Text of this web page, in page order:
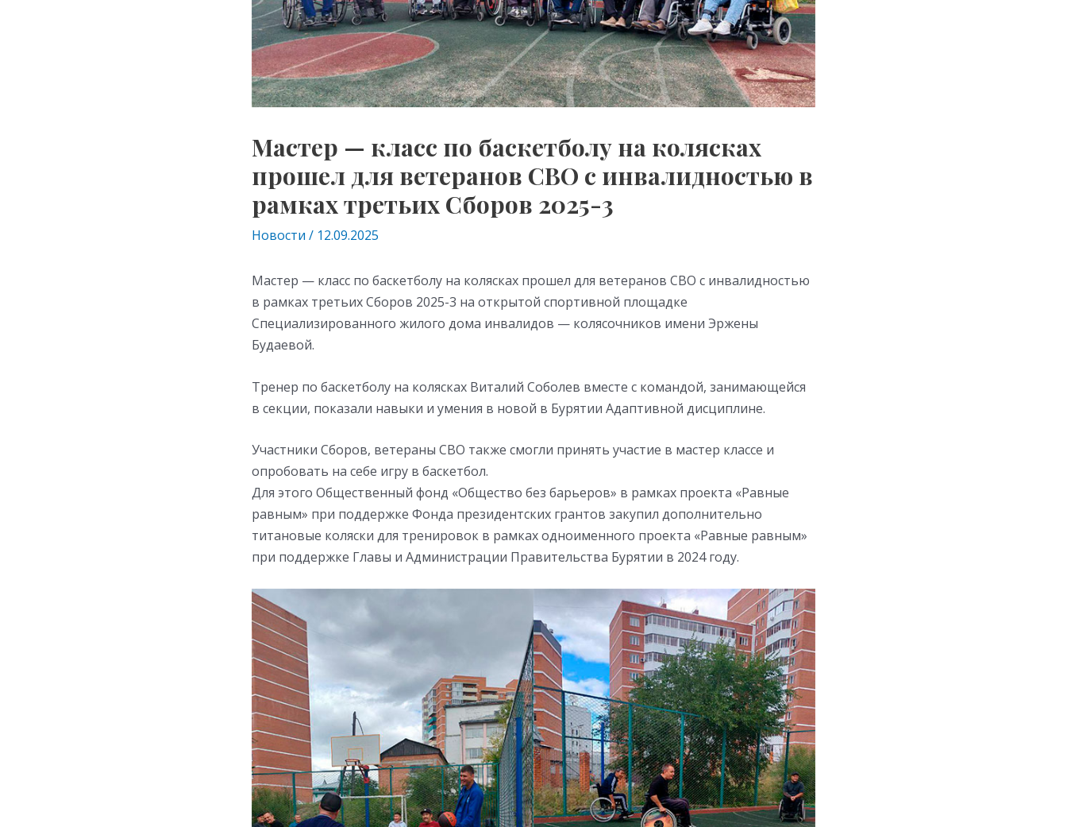
Мастер — класс по баскетболу на колясках
прошел для ветеранов СВО с инвалидностью в
рамках третьих Сборов 2025-3
Новости / 12.09.2025
Мастер — класс по баскетболу на колясках прошел для ветеранов СВО с инвалидностью
в рамках третьих Сборов 2025-3 на открытой спортивной площадке
Специализированного жилого дома инвалидов — колясочников имени Эржены
Будаевой.
Тренер по баскетболу на колясках Виталий Соболев вместе с командой, занимающейся
в секции, показали навыки и умения в новой в Бурятии Адаптивной дисциплине.
Участники Сборов, ветераны СВО также смогли принять участие в мастер классе и
опробовать на себе игру в баскетбол.
Для этого Общественный фонд «Общество без барьеров» в рамках проекта «Равные
равным» при поддержке Фонда президентских грантов закупил дополнительно
титановые коляски для тренировок в рамках одноименного проекта «Равные равным»
при поддержке Главы и Администрации Правительства Бурятии в 2024 году.